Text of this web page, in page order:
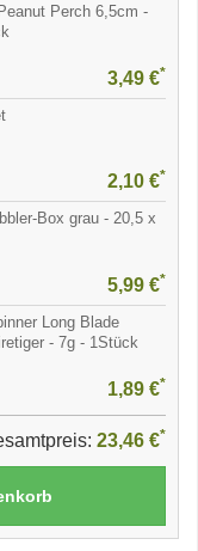
Perch 6,5cm -
3,49 €*
2,10 €*
Box grau - 20,5 x
5,99 €*
Long Blade
- 7g - 1Stück
1,89 €*
23,46 €*